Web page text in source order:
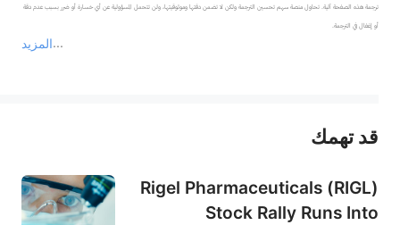
المزيد
ترجمة هذه الصفحة آلية. تحاول منصة سهم تحسين الترجمة ولكن لا تضمن دقتها وموثوقيتها، ولن تتحمل المسؤولية عن أي خسارة أو ضرر بسبب عدم دقة
أو إغفال في الترجمة.
عند الضرورة، يرجى استشارة مستشار استثمار محترف. لا تقدم منصة سهم أي مشورة استثمارية، ولا تقدم أي التزامات أو ضمانات.
قد تهمك
Rigel Pharmaceuticals (RIGL)
Stock Rally Runs Into